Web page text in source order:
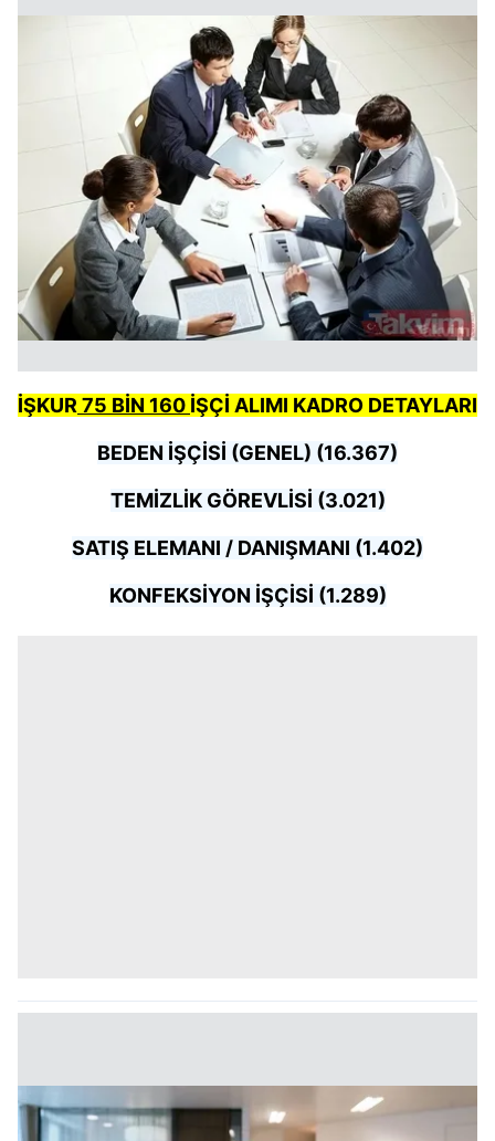
İŞKUR 75 BİN 160 İŞÇİ ALIMI KADRO DETAYLARI
BEDEN İŞÇİSİ (GENEL) (16.367)
TEMİZLİK GÖREVLİSİ (3.021)
SATIŞ ELEMANI / DANIŞMANI (1.402)
KONFEKSİYON İŞÇİSİ (1.289)